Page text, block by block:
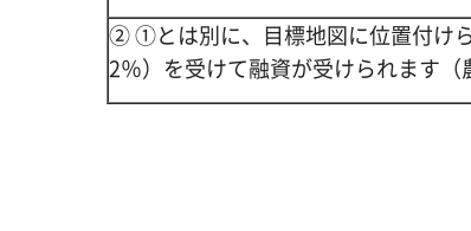
② ①とは別に、目標地図に位置付け
2％）を受けて融資が受けられます（